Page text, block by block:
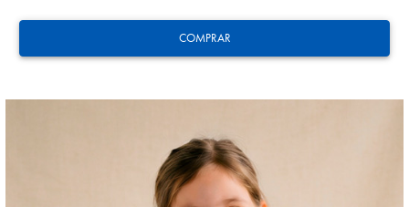
COMPRAR
ZAKHARYAN